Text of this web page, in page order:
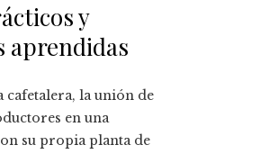
y
aprendidas
cafetalera, la unión de
en una
su propia planta de